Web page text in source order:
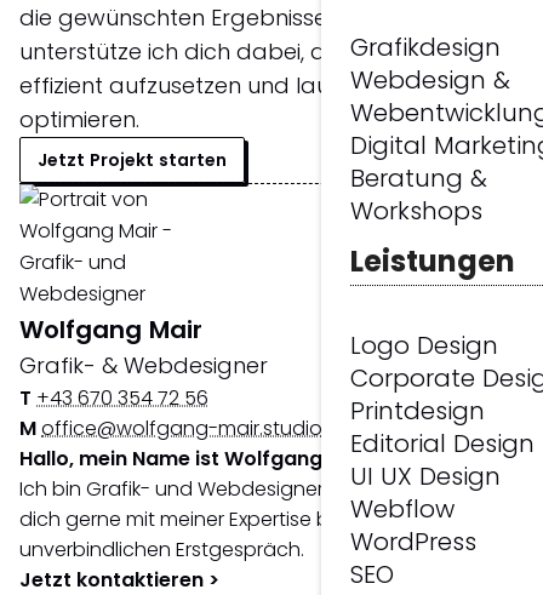
Grafikdesign
Webdesign &
Digital
Beratung &
Workshops
Leistungen
Logo Design
Corporate
Printdesign
Editorial Design
UI UX Design
Webflow
WordPress
SEO
die gewünschten Ergebnisse? Als SEA-Experte
unterstütze ich dich dabei, deine Kampagnen
effizient aufzusetzen und laufend zu
optimieren.
Jetzt Projekt starten
Wolfgang Mair
Grafik- & Webdesigner
T +43 670 354 72 56
Moffice@wolfgang-mair.studio
Hallo, mein Name ist Wolfgang Mair.
Ich bin Grafik- und Webdesigner und berate
dich gerne mit meiner Expertise bei einem
unverbindlichen Erstgespräch.
Jetzt kontaktieren >